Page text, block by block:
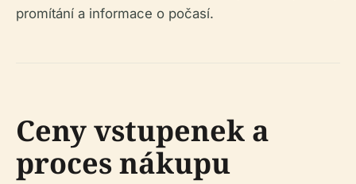
promítání a informace o počasí.
Ceny vstupenek a
proces nákupu